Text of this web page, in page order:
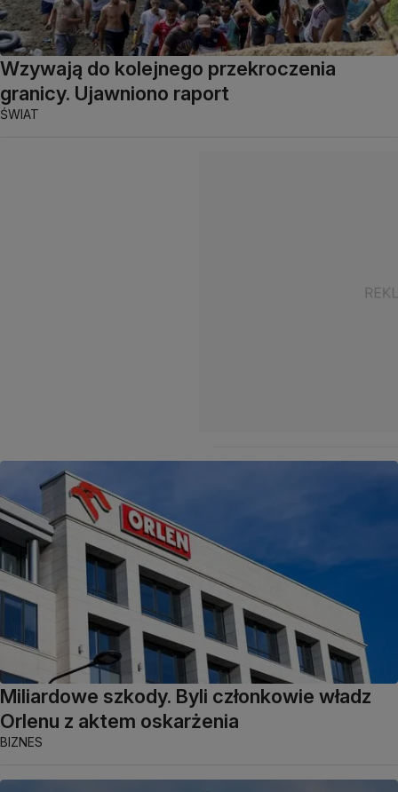
Wzywają do kolejnego przekroczenia
granicy. Ujawniono raport
ŚWIAT
Miliardowe szkody. Byli członkowie władz
Orlenu z aktem oskarżenia
BIZNES